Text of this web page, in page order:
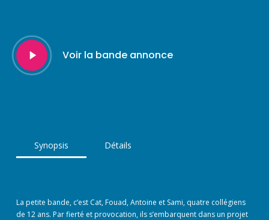
Play
Video
Voir la bande annonce
Synopsis Détails
La petite bande, c’est Cat, Fouad, Antoine et Sami, quatre collégiens
de 12 ans. Par fierté et provocation, ils s’embarquent dans un projet